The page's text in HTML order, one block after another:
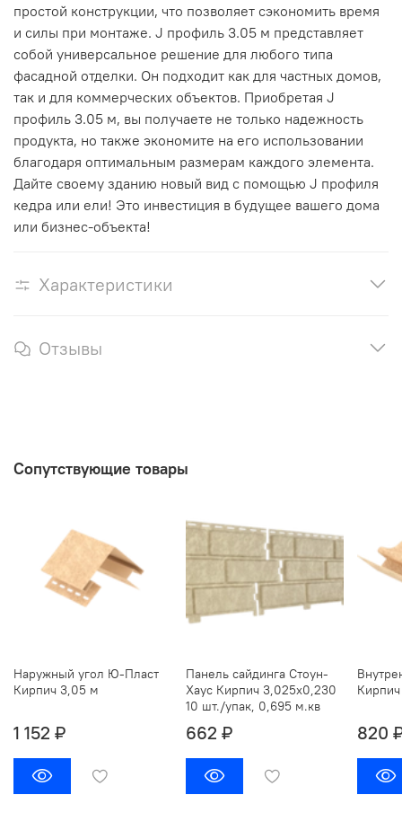
простой конструкции, что позволяет сэкономить время
и силы при монтаже. J профиль 3.05 м представляет
собой универсальное решение для любого типа
фасадной отделки. Он подходит как для частных домов,
так и для коммерческих объектов. Приобретая J
профиль 3.05 м, вы получаете не только надежность
продукта, но также экономите на его использовании
благодаря оптимальным размерам каждого элемента.
Дайте своему зданию новый вид с помощью J профиля
кедра или ели! Это инвестиция в будущее вашего дома
или бизнес-объекта!
Характеристики
Отзывы
Сопутствующие товары
Наружный угол Ю-Пласт
Кирпич 3,05 м
1 152 ₽
Панель сайдинга Стоун-
Хаус Кирпич 3,025х0,230
10 шт./упак, 0,695 м.кв
662 ₽ 820